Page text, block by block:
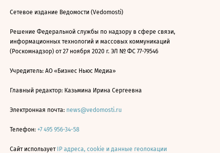
Сетевое издание Ведомости (Vedomosti)
Решение Федеральной службы по надзору в сфере связи,
информационных технологий и массовых коммуникаций
(Роскомнадзор) от 27 ноября 2020 г. ЭЛ № ФС 77-79546
Учредитель: АО «Бизнес Ньюс Медиа»
Главный редактор: Казьмина Ирина Сергеевна
Электронная почта: news@vedomosti.ru
Телефон: +7 495 956-34-58
Сайт использует IP адреса, cookie и данные геолокации